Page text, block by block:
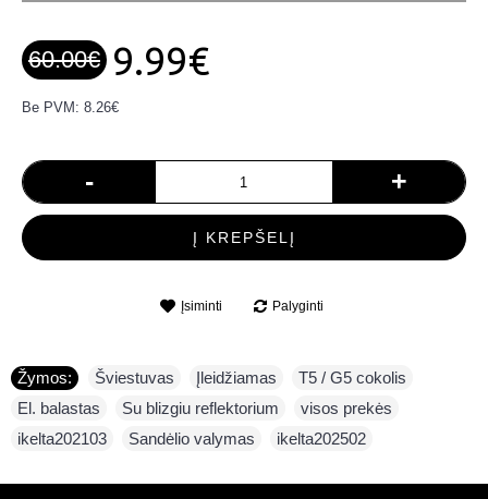
60.00€ 9.99€
Be PVM: 8.26€
- +
Į KREPŠELĮ
Įsiminti Palyginti
Žymos: Šviestuvas Įleidžiamas T5 / G5 cokolis
El. balastas
Su blizgiu reflektorium visos prekės
ikelta202103
Sandėlio valymas ikelta202502